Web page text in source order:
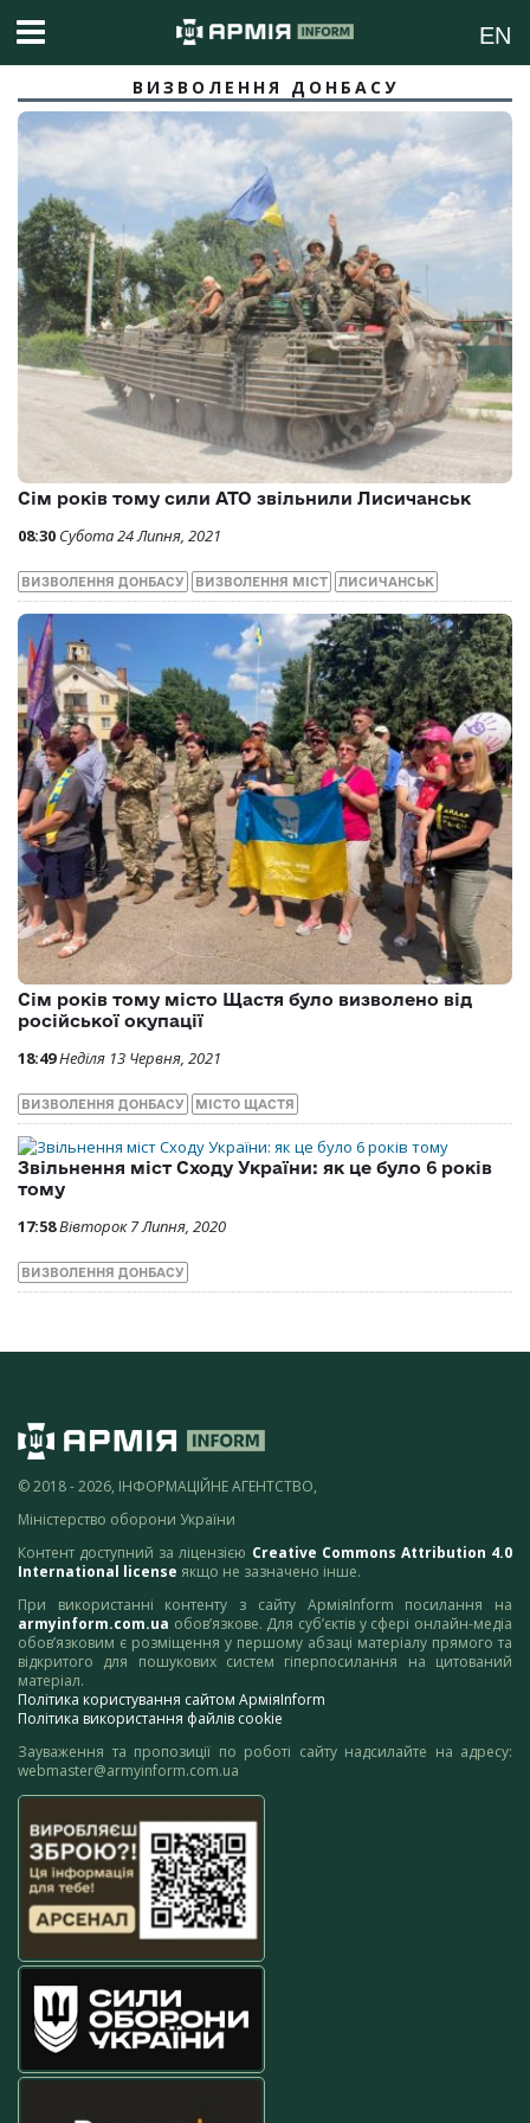
EN
ВИЗВОЛЕННЯ ДОНБАСУ
Сім років тому сили АТО звільнили Лисичанськ
08:30 Субота 24 Липня, 2021
ВИЗВОЛЕННЯ ДОНБАСУ ВИЗВОЛЕННЯ МІСТ ЛИСИЧАНСЬК
Сім років тому місто Щастя було визволено від
російської окупації
18:49Неділя 13 Червня, 2021
ВИЗВОЛЕННЯ ДОНБАСУ МІСТО ЩАСТЯ
Звільнення міст Сходу України: як це було 6 років
тому
17:58Вівторок 7 Липня, 2020
ВИЗВОЛЕННЯ ДОНБАСУ
© 2018 - 2026, ІНФОРМАЦІЙНЕ АГЕНТСТВО,
Міністерство оборони України
Контент доступний за ліцензією Creative Commons Attribution 4.0
International license якщо не зазначено інше.
При використанні контенту з сайту АрміяInform посилання на
armyinform.com.ua обов’язкове. Для суб’єктів у сфері онлайн-медіа
обов’язковим є розміщення у першому абзаці матеріалу прямого та
відкритого для пошукових систем гіперпосилання на цитований
матеріал.
Політика користування сайтом АрміяInform
Політика використання файлів cookie
Зауваження та пропозиції по роботі сайту надсилайте на адресу:
webmaster@armyinform.com.ua